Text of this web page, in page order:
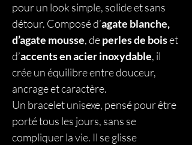
pour un look simple, solide et sans
détour. Composé d’agate blanche,
d’agate mousse, deperles de boiset
d’accents en acier inoxydable, il
crée un équilibre entre douceur,
ancrage et caractère.
Un bracelet unisexe, pensé pour être
porté tous les jours, sans se
compliquer la vie. Il se glisse